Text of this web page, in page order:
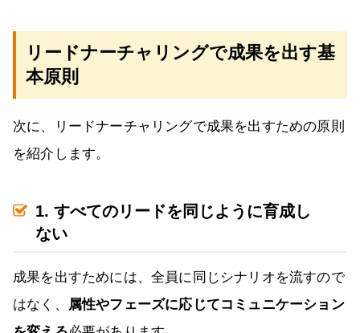
リードナーチャリングで成果を出す基
本原則
次に、リードナーチャリングで成果を出すための原則
を紹介します。
1. すべてのリードを同じように育成し
ない
成果を出すためには、全員に同じシナリオを流すので
はなく、
属性やフェーズに応じてコミュニケーション